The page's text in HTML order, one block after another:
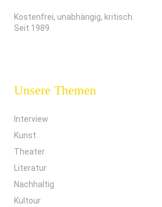
Kostenfrei, unabhängig, kritisch.
Seit 1989.
Unsere Themen
Interview
Kunst
Theater
Literatur
Nachhaltig
Kultour